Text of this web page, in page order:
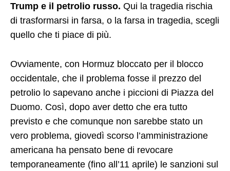
Trump e il petrolio russo. Qui la tragedia rischia
di trasformarsi in farsa, o la farsa in tragedia, scegli
quello che ti piace di più.
Ovviamente, con Hormuz bloccato per il blocco
occidentale, che il problema fosse il prezzo del
petrolio lo sapevano anche i piccioni di Piazza del
Duomo. Così, dopo aver detto che era tutto
previsto e che comunque non sarebbe stato un
vero problema, giovedì scorso l’amministrazione
americana ha pensato bene di revocare
temporaneamente (fino all’11 aprile) le sanzioni sul